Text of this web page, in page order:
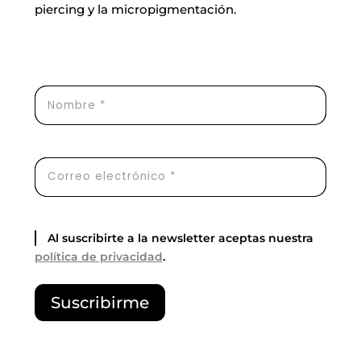
piercing y la micropigmentación.
Al suscribirte a la newsletter aceptas nuestra
política de privacidad.
P
o
Suscribirme